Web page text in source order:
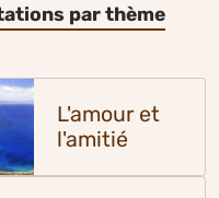
par thème
L'amour et
l'amitié